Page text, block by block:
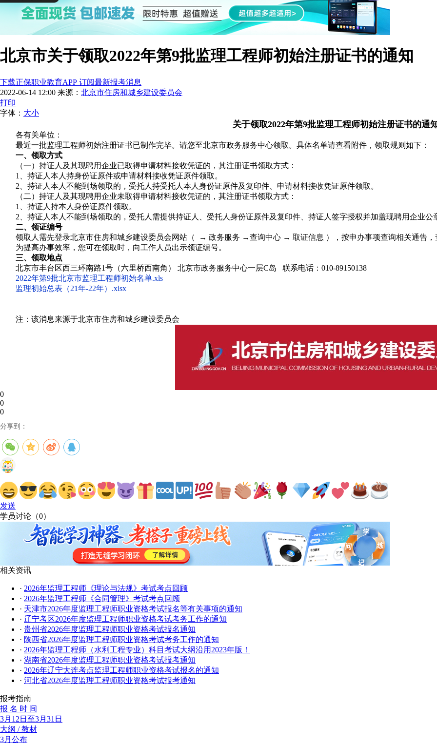
北京市关于领取2022年第9批监理工程师初始注册证书的通知
下载正保职业教育APP 订阅最新报考消息
2022-06-14 12:00 来源： 北京市住房和城乡建设委员会
打印
字体： 大小
关于领取2022年第9批监理工程师初始注册证书的通
各有关单位：
最近一批监理工程师初始注册证书已制作完毕。请您至北京市政务服务中心领取。具体名单请查看附件，领取规则如下：
一、领取方式
（一）持证人及其现聘用企业已取得申请材料接收凭证的，其注册证书领取方式：
1、持证人本人持身份证原件或申请材料接收凭证原件领取。
2、持证人本人不能到场领取的，受托人持受托人本人身份证原件及复印件、申请材料接收凭证原件领取。
（二）持证人及其现聘用企业未取得申请材料接收凭证的，其注册证书领取方式：
1、持证人持本人身份证原件领取。
2、持证人本人不能到场领取的，受托人需提供持证人、受托人身份证原件及复印件、持证人签字授权并加盖现聘用企业公
二、领证编号
领取人需先登录北京市住房和城乡建设委员会网站（ → 政务服务 →查询中心 → 取证信息 ），按申办事项查询相关通告
为提高办事效率，您可在领取时，向工作人员出示领证编号。
三、领取地点
北京市丰台区西三环南路1号（六里桥西南角） 北京市政务服务中心一层C岛 联系电话：010-89150138
2022年第9批北京市监理工程师初始名单.xls
监理初始总表（21年-22年）.xlsx
注：该消息来源于北京市住房和城乡建设委员会
0
0
0
分享到：
发送
学员讨论（0）
相关资讯
· 2026年监理工程师《理论与法规》考试考点回顾
· 2026年监理工程师《合同管理》考试考点回顾
· 天津市2026年度监理工程师职业资格考试报名等有关事项的通知
· 辽宁考区2026年度监理工程师职业资格考试考务工作的通知
· 贵州省2026年度监理工程师职业资格考试报名通知
· 陕西省2026年度监理工程师职业资格考试考务工作的通知
· 2026年监理工程师（水利工程专业）科目考试大纲沿用2023年版！
· 湖南省2026年度监理工程师职业资格考试报考通知
· 2026年辽宁大连考点监理工程师职业资格考试报名的通知
· 河北省2026年度监理工程师职业资格考试报考通知
报考指南
报 名 时 间
3月12日至3月31日
大纲 / 教材
3月公布